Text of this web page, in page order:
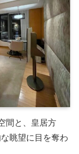
間と、皇居方
眺望に目を奪わ